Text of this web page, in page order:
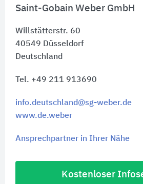
Saint-Gobain Weber GmbH
Willstätterstr. 60
40549 Düsseldorf
Deutschland
Tel. +49 211 913690
info.deutschland@sg-weber.de
www.de.weber
Ansprechpartner in Ihrer Nähe
Kostenloser